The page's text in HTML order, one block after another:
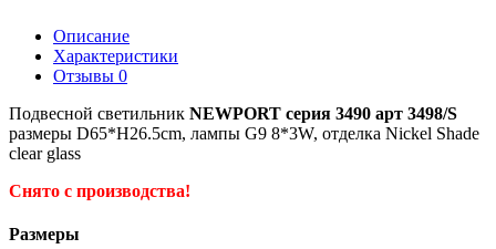
Описание
Характеристики
Отзывы 0
Подвесной светильник NEWPORT серия 3490 арт 3498/S
размеры D65*H26.5cm, лампы G9 8*3W, отделка Nickel Shade
clear glass
Снято с производства!
Размеры